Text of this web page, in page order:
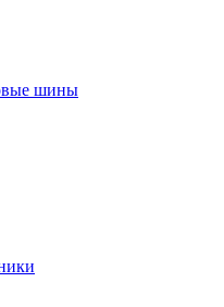
шины